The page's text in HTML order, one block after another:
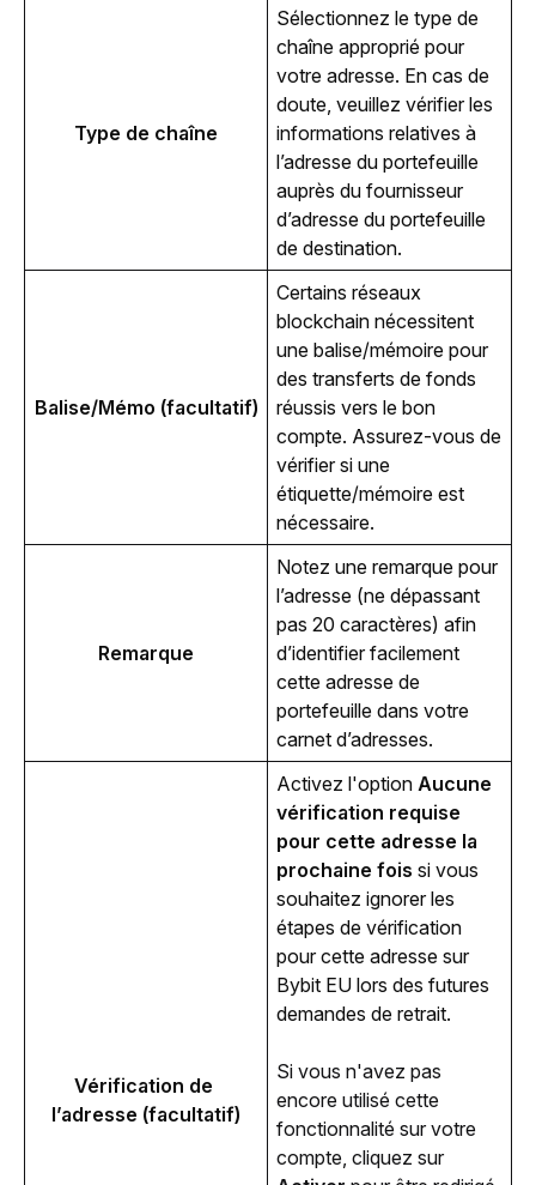
Type de chaîne
Sélectionnez le type de
chaîne approprié pour
votre adresse. En cas de
doute, veuillez vérifier les
informations relatives à
l’adresse du portefeuille
auprès du fournisseur
d’adresse du portefeuille
de destination.
Balise/Mémo (facultatif)
Certains réseaux
blockchain nécessitent
une balise/mémoire pour
des transferts de fonds
réussis vers le bon
compte. Assurez-vous de
vérifier si une
étiquette/mémoire est
nécessaire.
Remarque
Notez une remarque pour
l’adresse (ne dépassant
pas 20 caractères) afin
d’identifier facilement
cette adresse de
portefeuille dans votre
carnet d’adresses.
Vérification de
l’adresse (facultatif)
Activez l'option Aucune
vérification requise
pour cette adresse la
prochaine fois si vous
souhaitez ignorer les
étapes de vérification
pour cette adresse sur
Bybit EU lors des futures
demandes de retrait.
Si vous n'avez pas
encore utilisé cette
fonctionnalité sur votre
compte, cliquez sur